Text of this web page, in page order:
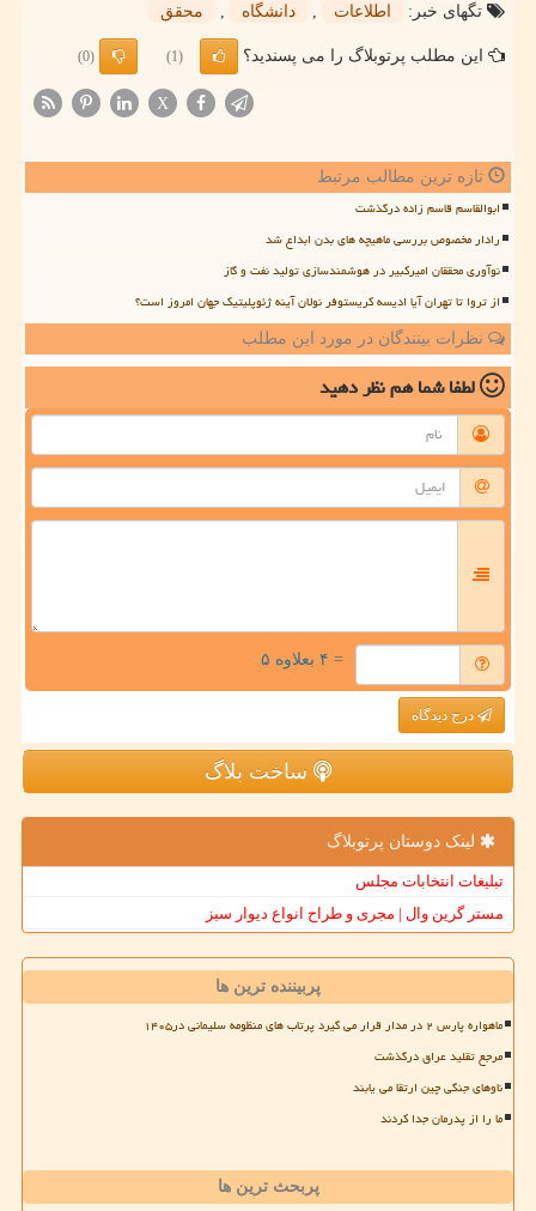
تگهای خبر:
اطلاعات دانشگاه محقق
این مطلب پرتوبلاگ را می پسندید؟ (1)
(0)
X
تازه ترین مطالب مرتبط
ابوالقاسم قاسم زاده درگذشت
رادار مخصوص بررسی ماهیچه های بدن ابداع شد
نوآوری محققان امیرکبیر در هوشمندسازی تولید نفت و گاز
از تروا تا تهران آیا ادیسه کریستوفر نولان آینه ژئوپلیتیک جهان امروز است؟
نظرات بینندگان در مورد این مطلب
لطفا شما همنظر دهید
= ۴ بعلاوه ۵
درج دیدگاه
ساخت بلاگ
لینک دوستان پرتوبلاگ
تبلیغات انتخابات مجلس
مستر گرین وال | مجری و طراح انواع دیوار سبز
پربیننده ترین ها
ماهواره پارس ۲ در مدار قرار می گیرد پرتاب های منظومه سلیمانی در۱۴۰۵
مرجع تقلید عراق درگذشت
ناوهای جنگی چین ارتقا می یابند
ما را از پدرمان جدا کردند
پربحث ترین ها